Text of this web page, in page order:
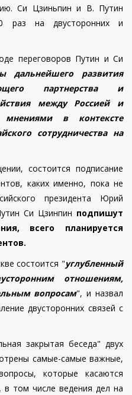
Си Цзиньпин и В. Путин
раз на двусторонних и
переговоров Путин и Си
дальнейшего развития
партнерства и
между Россией и
мнениями в контексте
сотрудничества на
состоится подписание
каких именно, пока не
президента Юрий
Си Цзинпин подпишут
всего планируется
состоится "углубленный
отношениям,
вопросам", и назвал
двусторонних связей с
закрытая беседа" двух
самые-самые важные,
которые касаются
в том числе ведения дел на